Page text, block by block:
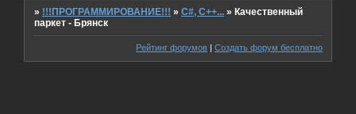
» !!!ПРОГРАММИРОВАНИЕ!!! »C#, C++... »Качественный
паркет - Брянск
Рейтинг форумов Создать форум бесплатно